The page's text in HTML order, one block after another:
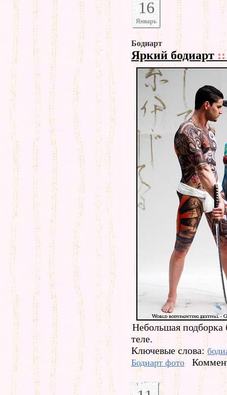
16
Январь
Бодиарт
Яркий бодиарт ::
Небольшая подборка
теле.
Ключевые слова:
Бодиарт фото